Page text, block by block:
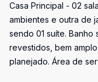
Casa Principal - 02
ambientes e outra de
sendo 01 suíte. Banho
revestidos, bem
planejado. Área de